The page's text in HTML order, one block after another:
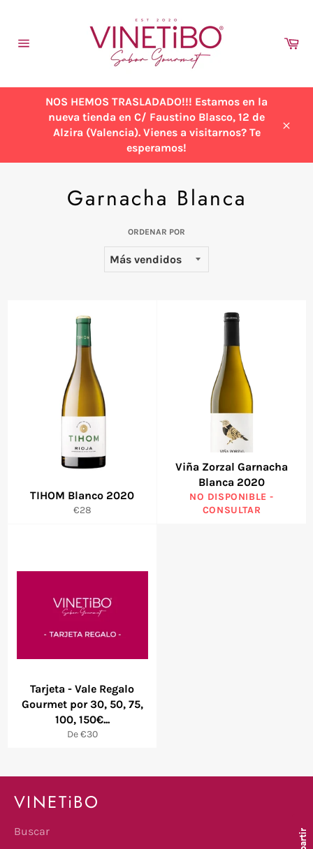
NOS HEMOS TRASLADADO!!! Estamos en la
nueva tienda en C/ Faustino Blasco, 12 de
Alzira (Valencia). Vienes a visitarnos? Te
esperamos!
Garnacha Blanca
ORDENAR POR
TIHOM Blanco 2020
Precio
€28
Viña Zorzal Garnacha
Blanca 2020
NO DISPONIBLE -
CONSULTAR
Tarjeta - Vale Regalo
Gourmet por 30, 50, 75,
100, 150€...
De €30
VINETiBO
Buscar